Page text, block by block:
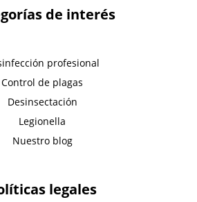
de interés
profesional
Control de plagas
Desinsectación
Legionella
Nuestro blog
legales